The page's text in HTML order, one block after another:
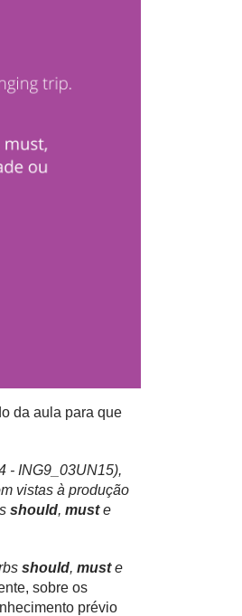
da aula para que
- ING9_03UN15),
vistas à produção
should, muste
should, muste
sobre os
prévio